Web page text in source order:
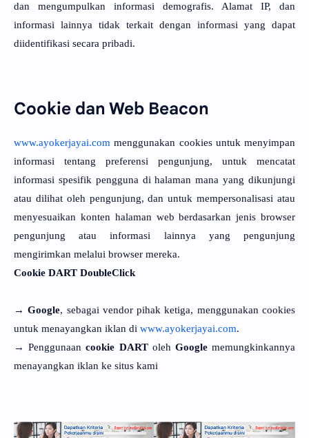
dan mengumpulkan informasi demografis. Alamat IP, dan
informasi lainnya tidak terkait dengan informasi yang dapat
diidentifikasi secara pribadi.
Cookie dan Web Beacon
www.ayokerjayai.com menggunakan cookies untuk menyimpan
informasi tentang preferensi pengunjung, untuk mencatat
informasi spesifik pengguna di halaman mana yang dikunjungi
atau dilihat oleh pengunjung, dan untuk mempersonalisasi atau
menyesuaikan konten halaman web berdasarkan jenis browser
pengunjung atau informasi lainnya yang pengunjung
mengirimkan melalui browser mereka.
Cookie DART DoubleClick
→Google, sebagai vendor pihak ketiga, menggunakan cookies
untuk menayangkan iklan di www.ayokerjayai.com.
→ Penggunaancookie DARToleh Googlememungkinkannya
menayangkan iklan ke situs kami